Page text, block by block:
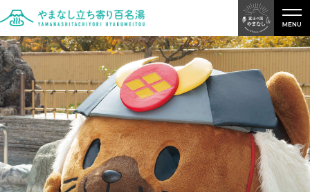
やまなし立ち
寄り百名湯
富士の
国やま
なし